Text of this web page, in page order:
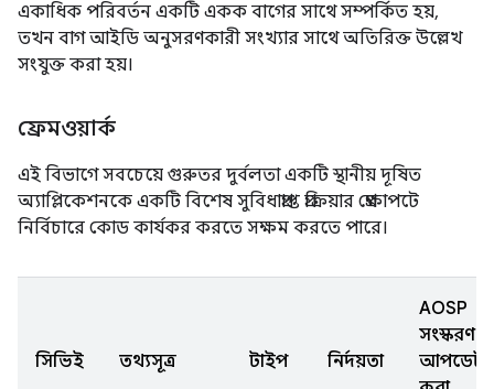
একাধিক পরিবর্তন একটি একক বাগের সাথে সম্পর্কিত হয়,
তখন বাগ আইডি অনুসরণকারী সংখ্যার সাথে অতিরিক্ত উল্লেখ
সংযুক্ত করা হয়।
ফ্রেমওয়ার্ক
এই বিভাগে সবচেয়ে গুরুতর দুর্বলতা একটি স্থানীয় দূষিত
অ্যাপ্লিকেশনকে একটি বিশেষ সুবিধাপ্রাপ্ত প্রক্রিয়ার প্রেক্ষাপটে
নির্বিচারে কোড কার্যকর করতে সক্ষম করতে পারে।
সিভিই তথ্যসূত্র টাইপ নির্দয়তা
AOSP
সংস্করণ
আপডেট